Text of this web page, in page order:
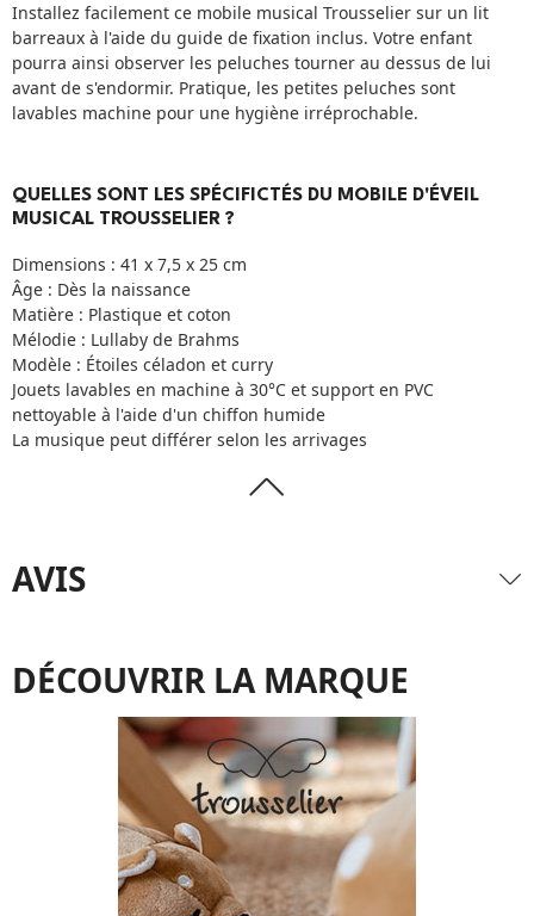
Installez facilement ce mobile musical Trousselier sur un lit
barreaux à l'aide du guide de fixation inclus. Votre enfant
pourra ainsi observer les peluches tourner au dessus de lui
avant de s'endormir. Pratique, les petites peluches sont
lavables machine pour une hygiène irréprochable.
QUELLES SONT LES SPÉCIFICTÉS DU MOBILE D'ÉVEIL
MUSICAL TROUSSELIER ?
Dimensions : 41 x 7,5 x 25 cm
Âge : Dès la naissance
Matière : Plastique et coton
Mélodie : Lullaby de Brahms
Modèle : Étoiles céladon et curry
Jouets lavables en machine à 30°C et support en PVC
nettoyable à l'aide d'un chiffon humide
La musique peut différer selon les arrivages
AVIS
DÉCOUVRIR LA MARQUE